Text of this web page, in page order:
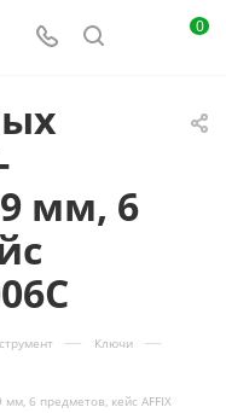
0
мм, 6
— Ключи —
6 предметов, кейс AFFIX